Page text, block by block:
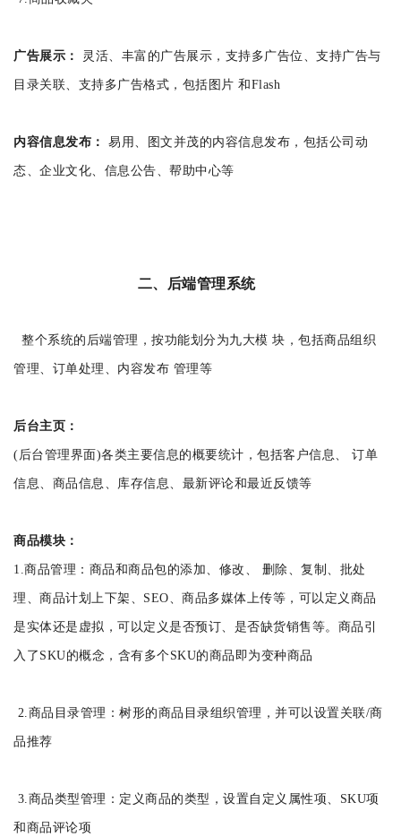
广告展示： 灵活、丰富的广告展示，支持多广告位、支持广告与
目录关联、支持多广告格式，包括图片 和Flash
内容信息发布： 易用、图文并茂的内容信息发布，包括公司动
态、企业文化、信息公告、帮助中心等
二、后端管理系统
整个系统的后端管理，按功能划分为九大模 块，包括商品组织
管理、订单处理、内容发布 管理等
后台主页：
(后台管理界面)各类主要信息的概要统计，包括客户信息、 订单
信息、商品信息、库存信息、最新评论和最近反馈等
商品模块：
1.商品管理：商品和商品包的添加、修改、 删除、复制、批处
理、商品计划上下架、SEO、商品多媒体上传等，可以定义商品
是实体还是虚拟，可以定义是否预订、是否缺货销售等。商品引
入了SKU的概念，含有多个SKU的商品即为变种商品
2.商品目录管理：树形的商品目录组织管理，并可以设置关联/商
品推荐
3.商品类型管理：定义商品的类型，设置自定义属性项、SKU项
和商品评论项